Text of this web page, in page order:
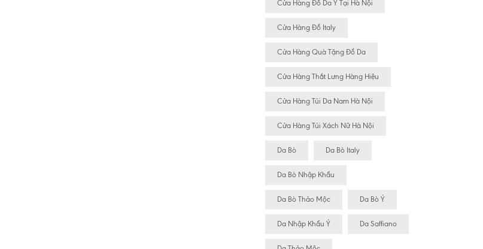
Cửa Hàng Đồ Da Ý Tại Hà Nội
Cửa Hàng Đồ Italy
Cửa Hàng Quà Tặng Đồ Da
Cửa Hàng Thắt Lưng Hàng Hiệu
Cửa Hàng Túi Da Nam Hà Nội
Cửa Hàng Túi Xách Nữ Hà Nội
Da Bò Da Bò Italy
Da Bò Nhập Khẩu
Da Bò Thảo Mộc Da Bò Ý
Da Nhập Khẩu Ý Da Saffiano